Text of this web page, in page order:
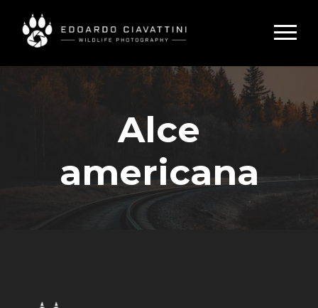
Alce
americana